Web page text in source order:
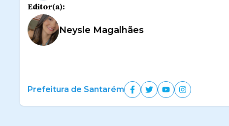
Editor(a):
Neysle Magalhães
Prefeitura de Santarém